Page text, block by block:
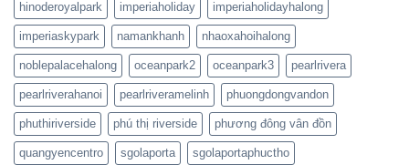
hinoderoyalpark imperiaholiday imperiaholidayhalong
imperiaskypark namankhanh nhaoxahoihalong
noblepalacehalong oceanpark2 oceanpark3 pearlrivera
pearlriverahanoi pearlriveramelinh phuongdongvandon
phuthiriverside phú thị riverside phương đông vân đồn
quangyencentro sgolaporta sgolaportaphuctho